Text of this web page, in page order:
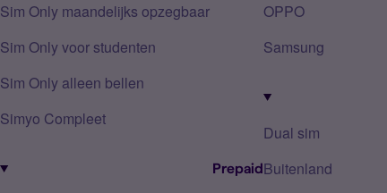
Sim Only maandelijks opzegbaar
Sim Only voor studenten
Sim Only alleen bellen
Simyo Compleet
Prepaid
OPPO
Samsung
Dual sim
Buitenland